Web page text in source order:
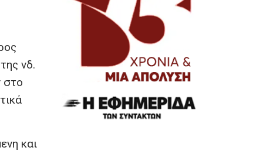
νδ.
στο
και